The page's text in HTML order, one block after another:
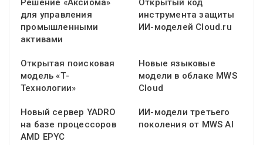
Решение «Аксиома»
для управления
промышленными
активами
Открытый код
инструмента защиты
ИИ-моделей Cloud.ru
Открытая поисковая
модель «Т-
Технологии»
Новые языковые
модели в облаке MWS
Cloud
Новый сервер YADRO
на базе процессоров
AMD EPYC
ИИ-модели третьего
поколения от MWS AI